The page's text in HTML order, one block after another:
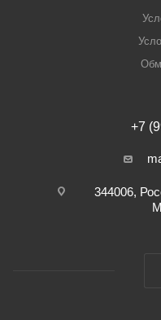
+7
344006,